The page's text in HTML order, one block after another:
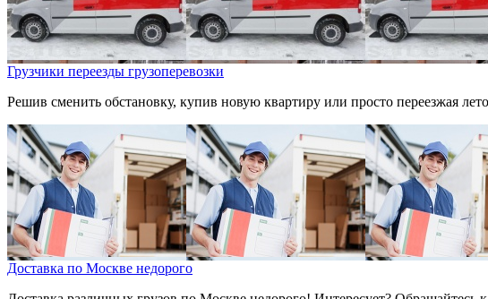
Грузчики переезды грузоперевозки
Решив сменить обстановку, купив новую квартиру или просто переезжая
Доставка по Москве недорого